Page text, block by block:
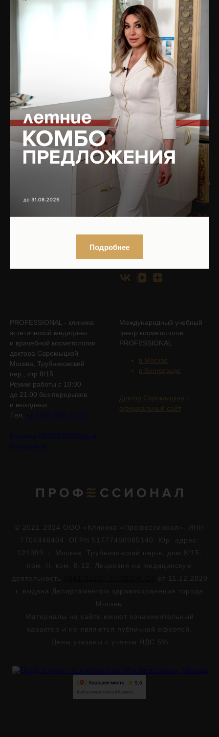
Мужская косметология
Записаться на приём
Оборудование
Юридическая информация
Вакансии
Контакты
ЮРИДИЧЕСКАЯ
ИНФОРМАЦИЯ
Организационные
исполнительной власти в
БУДЬТЕ В КУРСЕ ОБ
АКЦИЯХ!
ПОДПИШИТЕСЬ НА
РАССЫЛКУ,
ПРИСОЕДИНЯЙТЕСЬ
К НАМ В СОЦСЕТЯХ!
данных
PROFESSIONAL - клиника
эстетической медицины
и врачебной косметологии
доктора Саромыцкой
Москва, Трубниковский
пер., стр 8/15
Режим работы с 10:00
до 21:00 без перерывов
и выходных.
Tел. +7 (499) 938-45-75
Клиника PROFESSIONAL в
Волгограде
Международный учебный
центр косметологов
PROFESSIONAL
в Москве
в Волгограде
Доктор Саромыцкая -
официальный сайт
© 2021-2024 ООО «Клиника «Профессионал». ИНН
7704446404. ОГРН 51777460985140. Юр. адрес:
121099, г. Москва, Трубниковский пер-к, дом 8/15,
пом. II, ком. 8-12. Лицензия на медицинскую
деятельность
от 11.12.2020
г. выдана Департаментом здравоохранения города
Москвы
Материалы на сайте имеют ознакомительный
характер и не являются публичной офертой.
Цены указаны с учетом НДС 5%
Подробнее